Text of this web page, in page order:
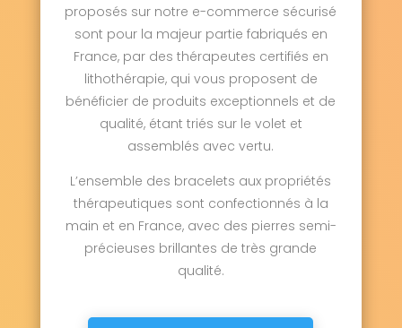
proposés sur notre e-commerce sécurisé
sont pour la majeur partie fabriqués en
France, par des thérapeutes certifiés en
lithothérapie, qui vous proposent de
bénéficier de produits exceptionnels et de
qualité, étant triés sur le volet et
assemblés avec vertu.
L’ensemble des bracelets aux propriétés
thérapeutiques sont confectionnés à la
main et en France, avec des pierres semi-
précieuses brillantes de très grande
qualité.